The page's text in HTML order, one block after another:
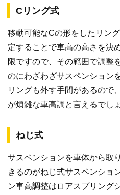
Cリング式
移動可能なCの形をしたリン
定することで車高の高さを決
限ですので、その範囲で調整
のにわざわざサスペンション
リングも外す手間があるので
が煩雑な車高調と言えるでしょ
ねじ式
サスペンションを車体から取
きるのがねじ式サスペンショ
ン車高調整はロアスプリング